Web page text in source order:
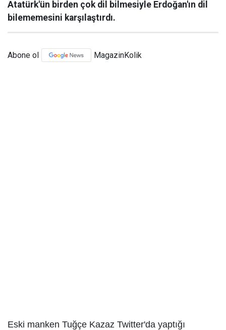
Atatürk'ün birden çok dil bilmesiyle Erdoğan'ın dil
bilememesini karşılaştırdı.
Abone ol MagazinKolik
Eski manken Tuğçe Kazaz Twitter'da yaptığı